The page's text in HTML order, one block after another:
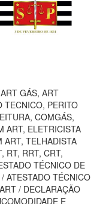
GÁS, ART
TECNICO, PERITO
COMGÁS,
ART, ELETRICISTA
ART, TELHADISTA
RT, RRT, CRT,
TÉCNICO DE
ATESTADO TÉCNICO
/ DECLARAÇÃO
E